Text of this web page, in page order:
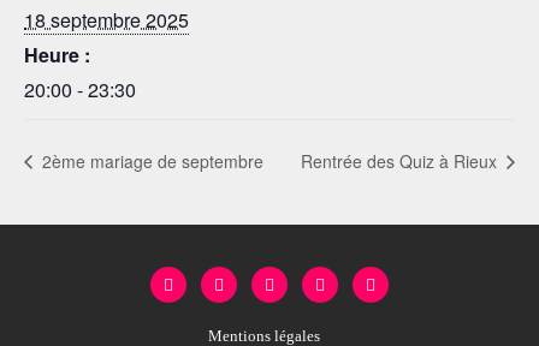
18 septembre 2025
Heure :
20:00 - 23:30
2ème mariage de septembre Rentrée des Quiz à Rieux
Mentions légales